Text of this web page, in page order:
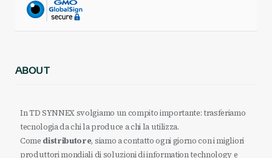
ABOUT
In TD SYNNEX svolgiamo un compito importante: trasferiamo
tecnologia da chi la produce a chi la utilizza.
Come distributore, siamo a contatto ogni giorno con i migliori
produttori mondiali di soluzioni di information technology e